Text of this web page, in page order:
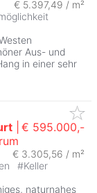
€ 5.397,49 / m²
Aus- und
in einer sehr
€ 595.000,-
€ 3.305,56 / m²
#Keller
naturnahes